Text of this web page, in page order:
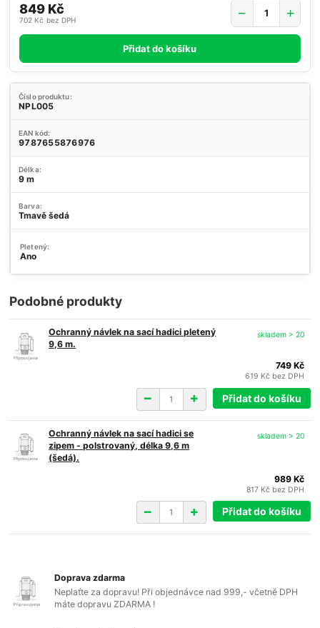
849 Kč
702 Kč bez DPH
Přidat do košíku
Číslo produktu:
NPL005
EAN kód:
9787655876976
Délka:
9 m
Barva:
Tmavě šedá
Pletený:
Ano
Podobné produkty
Ochranný návlek na sací hadici pletený
9,6 m.
749 Kč
619 Kč bez DPH
skladem > 20
Přidat do košíku
Ochranný návlek na sací hadici se
zipem - polstrovaný, délka 9,6 m
(šedá).
989 Kč
817 Kč bez DPH
skladem > 20
Přidat do košíku
Doprava zdarma
Neplaťte za dopravu! Při objednávce nad 999,- včetně DPH
máte dopravu ZDARMA !